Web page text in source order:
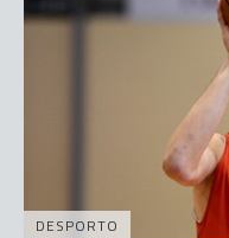
DESPORTO